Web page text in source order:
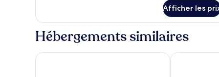
sur
mer
Suite
Junior,
terrasse,
sur
Afficher les
Hébergements similaires
Marincanto Villa Rosa